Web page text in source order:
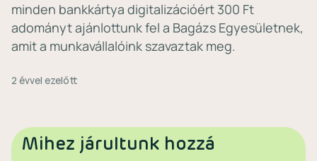
minden bankkártya digitalizációért 300 Ft
adományt ajánlottunk fel a Bagázs Egyesületnek,
amit a munkavállalóink szavaztak meg.
2 évvel ezelőtt
Mihez járultunk hozzá